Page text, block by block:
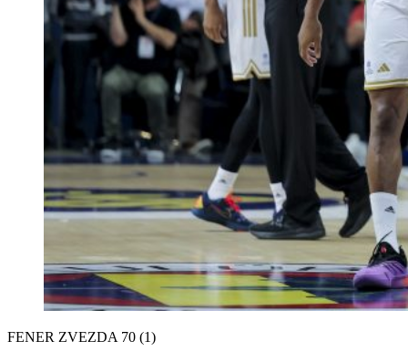
FENER ZVEZDA 70 (1)